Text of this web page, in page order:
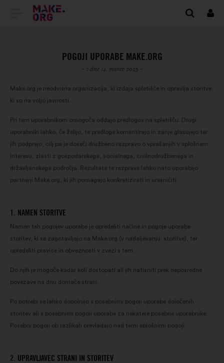
POJDI
DOMAČO
STRAN
MAKE.ORG
POGOJI UPORABE MAKE.ORG
- z dne 14. marec 2023 -
Make.org je neodvisna organizacija, ki izdaja spletišče in opravlja storitve,
ki so na voljo javnosti.
Pri tem uporabnikom omogoča oddajo predlogov na spletišču. Drugi
uporabniki lahko, če želijo, te predloge komentirajo in zanje glasujejo ter
jih podprejo, cilj pa je doseči družbeno razpravo o vprašanjih v splošnem
interesu, zlasti z gospodarskega, socialnega, civilnodružbenega in
državljanskega področja. Rezultate te razprave lahko nato uporabijo
partnerji Make.org, ki jih pomagajo konkretizirati in uresničiti.
1. NAMEN STORITVE
Namen teh pogojev uporabe je opredeliti načine in pogoje uporabe
storitev, ki se zagotavljajo na Make.org (v nadaljevanju: storitve), ter
opredeliti pravice in obveznosti v zvezi s tem.
Do njih je mogoče kadar koli dostopati ali jih natisniti prek neposredne
povezave na dnu domače strani.
Po potrebi se lahko dopolnijo s posebnimi pogoji uporabe določenih
storitev ali s posebnimi pogoji uporabe za nekatere posebne uporabnike.
Posebni pogoji ob razlikah prevladajo nad temi splošnimi pogoji.
2. UPRAVLJAVEC STRANI IN STORITEV